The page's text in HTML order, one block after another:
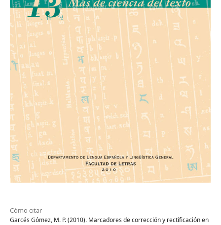
Cómo citar
Garcés Gómez, M. P. (2010). Marcadores de corrección y rectificación en